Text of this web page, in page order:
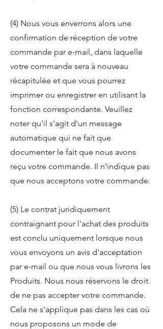
(4) Nous vous enverrons alors une
confirmation de réception de votre
commande par e-mail, dans laquelle
votre commande sera à nouveau
récapitulée et que vous pourrez
imprimer ou enregistrer en utilisant la
fonction correspondante. Veuillez
noter qu'il s'agit d'un message
automatique qui ne fait que
documenter le fait que nous avons
reçu votre commande. Il n'indique pas
que nous acceptons votre commande.
(5) Le contrat juridiquement
contraignant pour l'achat des produits
est conclu uniquement lorsque nous
vous envoyons un avis d'acceptation
par e-mail ou que nous vous livrons les
Produits. Nous nous réservons le droit
de ne pas accepter votre commande.
Cela ne s'applique pas dans les cas où
nous proposons un mode de